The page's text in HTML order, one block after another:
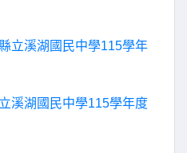
立溪湖國民中學115學年
溪湖國民中學115學年度